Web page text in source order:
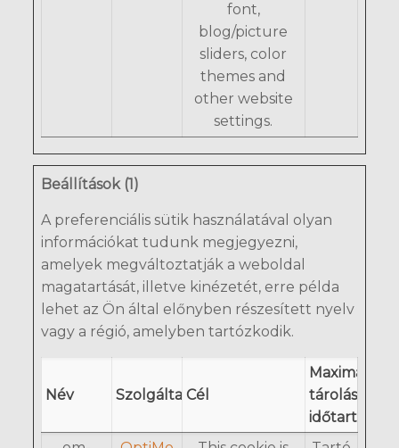
font,
blog/picture
sliders, color
themes and
other website
settings.
Beállítások (1)
A preferenciális sütik használatával olyan
információkat tudunk megjegyezni,
amelyek megváltoztatják a weboldal
magatartását, illetve kinézetét, erre példa
lehet az Ön által előnyben részesített nyelv
vagy a régió, amelyben tartózkodik.
Név Szolgáltató
Cél
Maximális
tárolási
időtartam